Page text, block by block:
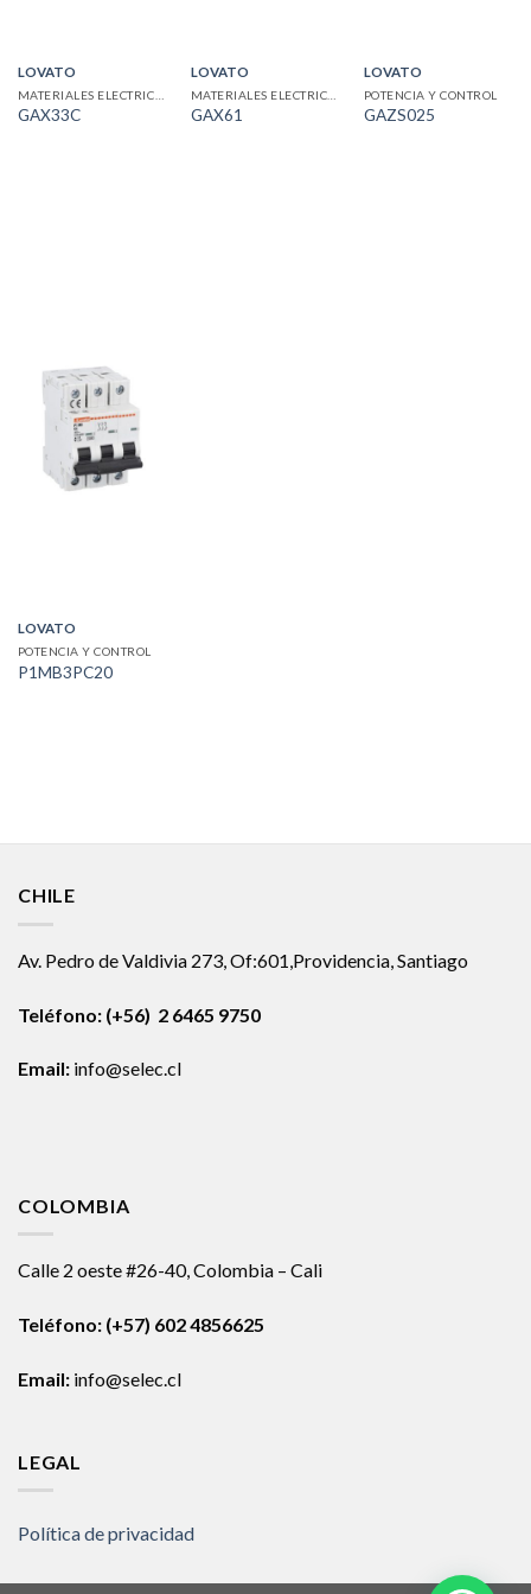
LOVATO
GAX33C
LOVATO
GAX61
LOVATO
POTENCIA Y CONTROL
GAZS025
LOVATO
POTENCIA Y CONTROL
P1MB3PC20
CHILE
Av. Pedro de Valdivia 273, Of:601,Providencia, Santiago
Teléfono: (+56) 2 6465 9750
Email: info@selec.cl
COLOMBIA
Calle 2 oeste #26-40, Colombia – Cali
Teléfono: (+57) 602 4856625
Email: info@selec.cl
LEGAL
Política de privacidad